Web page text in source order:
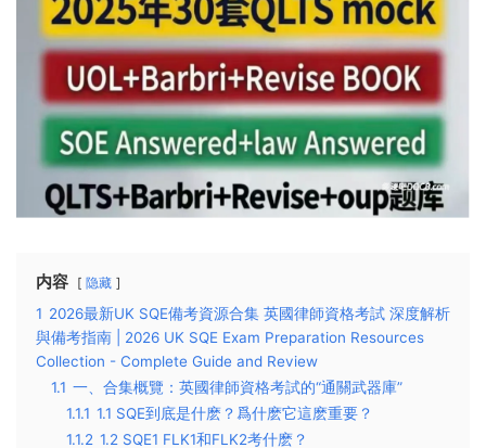
内容 隐藏
1 2026最新UK SQE備考資源合集 英國律師資格考試 深度解析
與備考指南 | 2026 UK SQE Exam Preparation Resources
Collection - Complete Guide and Review
1.1 一、合集概覽：英國律師資格考試的“通關武器庫”
1.1.1 1.1 SQE到底是什麽？爲什麽它這麽重要？
1.1.2 1.2 SQE1 FLK1和FLK2考什麽？